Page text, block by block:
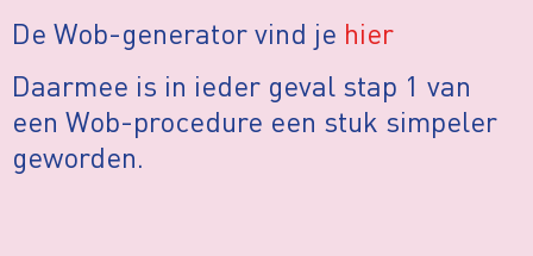
De Wob-generator vind je hier
Daarmee is in ieder geval stap 1 van
een Wob-procedure een stuk simpeler
geworden.